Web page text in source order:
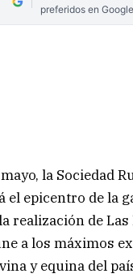
preferidos en Google
la Sociedad
el epicentro de la
realización de
a los máximos
y equina del